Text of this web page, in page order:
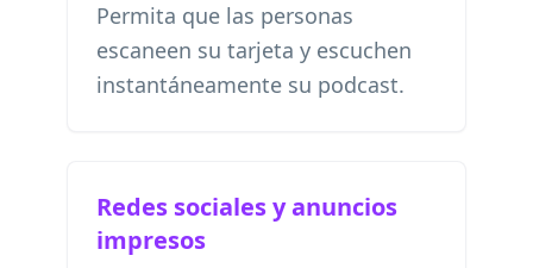
Permita que las personas
escaneen su tarjeta y escuchen
instantáneamente su podcast.
Redes sociales y anuncios
impresos